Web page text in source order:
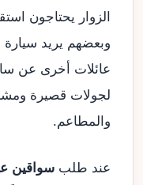
الزوار يحتاجون
وبعضهم يريد سيارة
عائلات أخرى عن
لجولات قصيرة
والمطاعم.
عند طلب سواقين